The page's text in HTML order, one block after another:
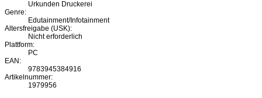
Urkunden Druckerei
Genre:
Edutainment/Infotainment
Altersfreigabe (USK):
Nicht erforderlich
Plattform:
PC
EAN:
9783945384916
Artikelnummer:
1979956